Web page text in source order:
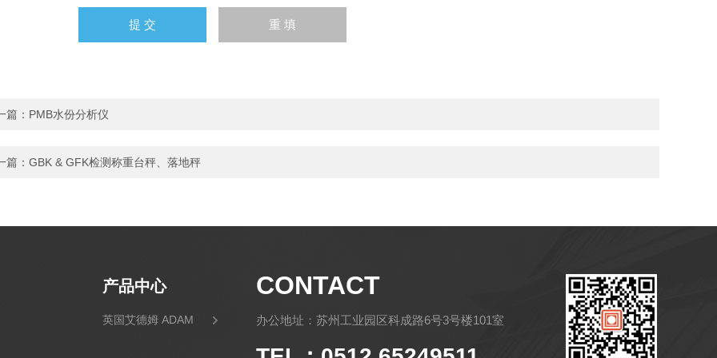
篇： PMB水份分析仪
篇： GBK & GFK检测称重台秤、落地秤
产品中心
英国艾德姆 ADAM
CONTACT
办公地址：苏州工业园区科成路6号3号楼101室